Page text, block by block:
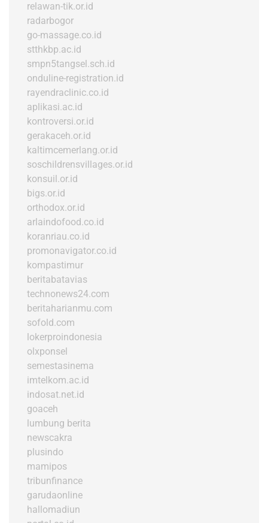
relawan-tik.or.id
radarbogor
go-massage.co.id
stthkbp.ac.id
smpn5tangsel.sch.id
onduline-registration.id
rayendraclinic.co.id
aplikasi.ac.id
kontroversi.or.id
gerakaceh.or.id
kaltimcemerlang.or.id
soschildrensvillages.or.id
konsuil.or.id
bigs.or.id
orthodox.or.id
arlaindofood.co.id
koranriau.co.id
promonavigator.co.id
kompastimur
beritabatavias
technonews24.com
beritaharianmu.com
sofold.com
lokerproindonesia
olxponsel
semestasinema
imtelkom.ac.id
indosat.net.id
goaceh
lumbung berita
newscakra
plusindo
mamipos
tribunfinance
garudaonline
hallomadiun